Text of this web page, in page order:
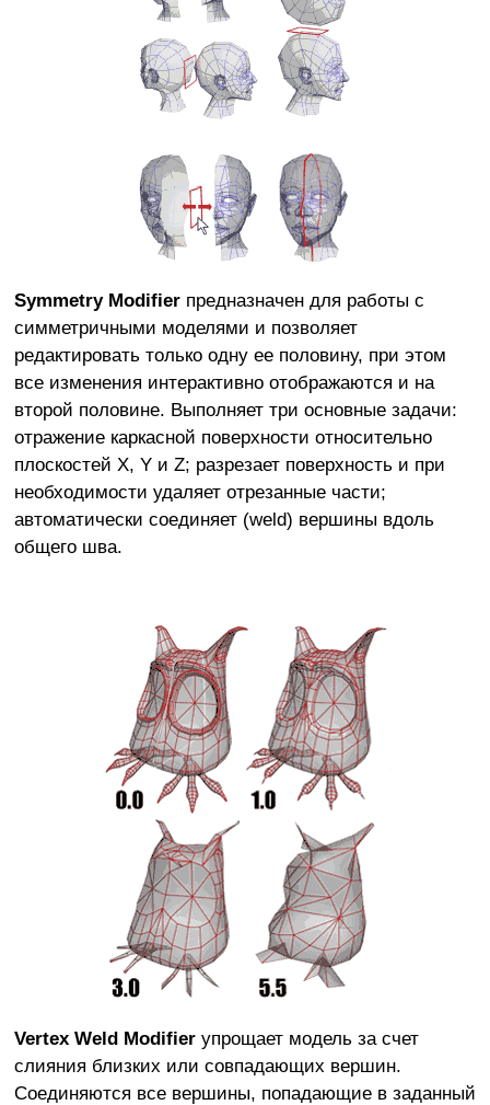
Symmetry Modifierпредназначен для работы с
симметричными моделями и позволяет
редактировать только одну ее половину, при этом
все изменения интерактивно отображаются и на
второй половине. Выполняет три основные задачи:
отражение каркасной поверхности относительно
плоскостей X, Y и Z; разрезает поверхность и при
необходимости удаляет отрезанные части;
автоматически соединяет (weld) вершины вдоль
общего шва.
Vertex Weld Modifierупрощает модель за счет
слияния близких или совпадающих вершин.
Соединяются все вершины, попадающие в заданный